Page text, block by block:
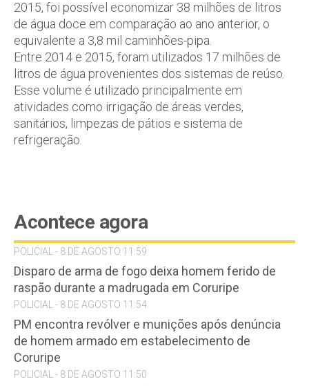
2015, foi possível economizar 38 milhões de litros
de água doce em comparação ao ano anterior, o
equivalente a 3,8 mil caminhões-pipa.
Entre 2014 e 2015, foram utilizados 17 milhões de
litros de água provenientes dos sistemas de reúso.
Esse volume é utilizado principalmente em
atividades como irrigação de áreas verdes,
sanitários, limpezas de pátios e sistema de
refrigeração.
Acontece agora
POLICIAL - 8 DE AGOSTO 11:59
Disparo de arma de fogo deixa homem ferido de
raspão durante a madrugada em Coruripe
POLICIAL - 8 DE AGOSTO 11:54
PM encontra revólver e munições após denúncia
de homem armado em estabelecimento de
Coruripe
POLICIAL - 8 DE AGOSTO 11:50